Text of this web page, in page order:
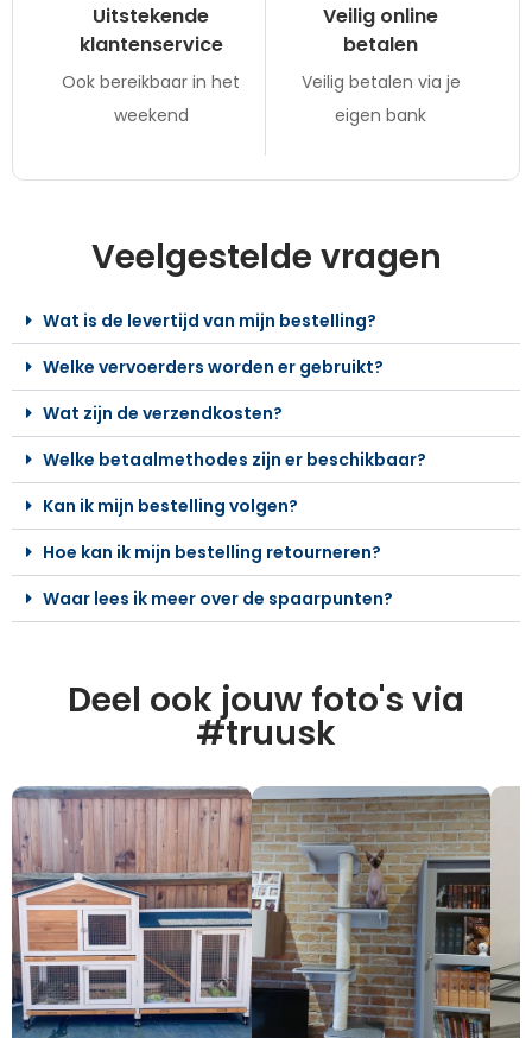
Uitstekende
klantenservice
Ook bereikbaar in het
weekend
Veilig online
betalen
Veilig betalen via je
eigen bank
Veelgestelde vragen
Wat is de levertijd van mijn bestelling?
Welke vervoerders worden er gebruikt?
Wat zijn de verzendkosten?
Welke betaalmethodes zijn er beschikbaar?
Kan ik mijn bestelling volgen?
Hoe kan ik mijn bestelling retourneren?
Waar lees ik meer over de spaarpunten?
Deel ook jouw foto's via
#truusk